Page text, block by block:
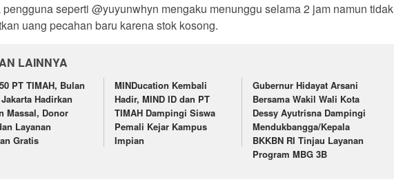
pengguna seperti @yuyunwhyn mengaku menunggu selama 2 jam namun tidak
uang pecahan baru karena stok kosong.
LAINNYA
PT TIMAH, Bulan
Hadirkan
Massal, Donor
Layanan
Gratis
MINDucation Kembali
Hadir, MIND ID dan PT
TIMAH Dampingi Siswa
Pemali Kejar Kampus
Impian
Gubernur Hidayat Arsani
Bersama Wakil Wali Kota
Dessy Ayutrisna Dampingi
Mendukbangga/Kepala
BKKBN RI Tinjau Layanan
Program MBG 3B